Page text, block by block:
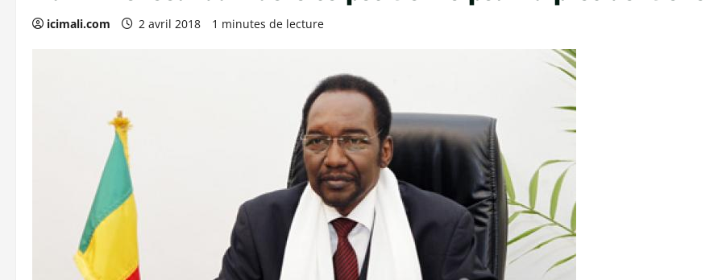
icimali.com 2 avril 2018 1 minutes de lecture